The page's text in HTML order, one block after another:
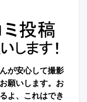
が安心して撮影
願いします。お
よ、これはでき